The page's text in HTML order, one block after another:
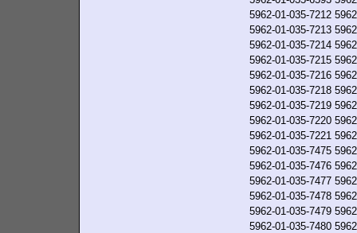
5962-01-035-7212
5962-01-035-7213
5962-01-035-7214
5962-01-035-7215
5962-01-035-7216
5962-01-035-7218
5962-01-035-7219
5962-01-035-7220
5962-01-035-7221
5962-01-035-7475
5962-01-035-7476
5962-01-035-7477
5962-01-035-7478
5962-01-035-7479
5962-01-035-7480